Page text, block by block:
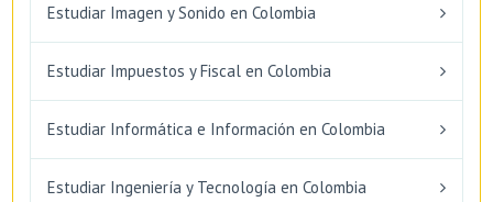
Estudiar Imagen y Sonido en Colombia
Estudiar Impuestos y Fiscal en Colombia
Estudiar Informática e Información en Colombia
Estudiar Ingeniería y Tecnología en Colombia